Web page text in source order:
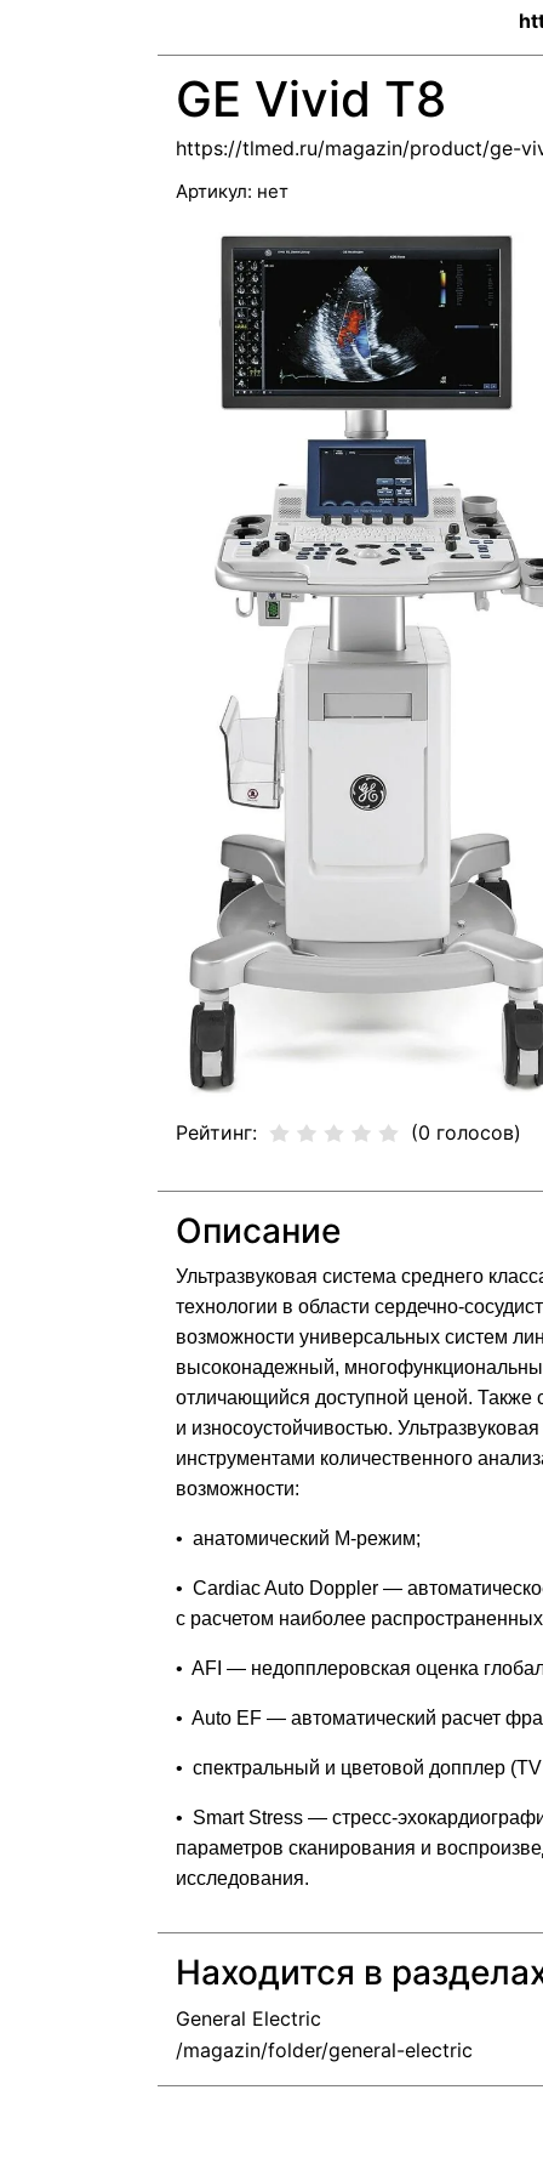
GE Vivid T8
https://tlmed.ru/magazin/product/ge-
Артикул: нет
Рейтинг: (0 голосов)
Описание
Ультразвуковая система среднего
технологии в области сердечно-
возможности универсальных систем
высоконадежный,
отличающийся доступной ценой.
и износоустойчивостью.
инструментами количественного
возможности:
• анатомический М-режим;
• Cardiac Auto Doppler —
с расчетом наиболее
• AFI — недопплеровская оценка
• Auto EF — автоматический расчет
• спектральный и цветовой допплер
• Smart Stress — стресс-
параметров сканирования и
исследования.
Находится в
General Electric